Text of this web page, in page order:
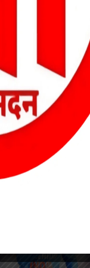
है। उनका नाम विश्व के
65 टी20 में 72
3,503 रन बनाए
चैक से बोरसी तक